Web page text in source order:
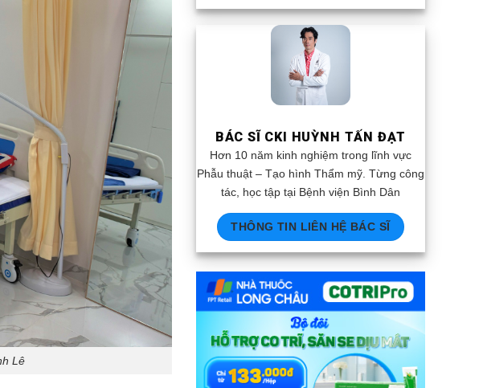
Lê
BÁC SĨ CKI HUỲNH TẤN ĐẠT
Hơn 10 năm kinh nghiệm trong lĩnh vực
Phẫu thuật – Tạo hình Thẩm mỹ. Từng công
tác, học tập tại Bệnh viện Bình Dân
THÔNG TIN LIÊN HỆ BÁC SĨ